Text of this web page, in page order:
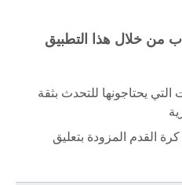
من خلال هذا التطبيق
يحتاجونها للتحدث بثقة
القدم المزودة بتعليق